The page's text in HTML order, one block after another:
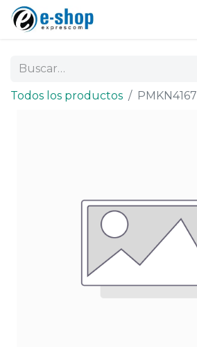
Todos los productos PMKN4167